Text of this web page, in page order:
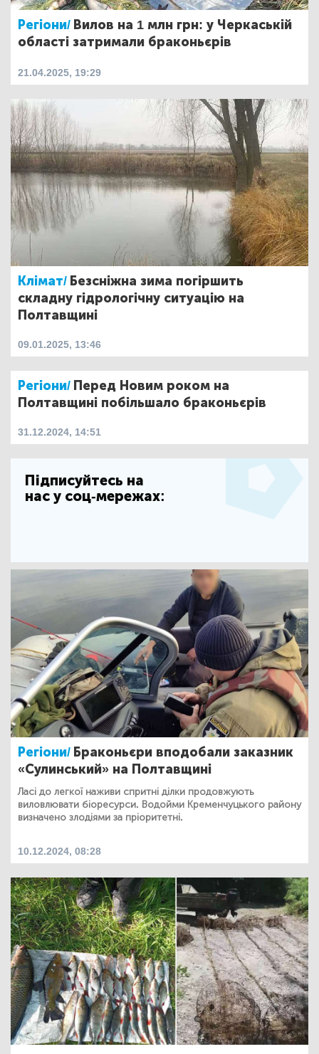
Регіони/ Вилов на 1 млн грн: у Черкаській
області затримали браконьєрів
21.04.2025, 19:29
Клімат/ Безсніжна зима погіршить
складну гідрологічну ситуацію на
Полтавщині
09.01.2025, 13:46
Регіони/ Перед Новим роком на
Полтавщині побільшало браконьєрів
31.12.2024, 14:51
Підписуйтесь на
нас у соц-мережах:
Регіони/ Браконьєри вподобали заказник
«Сулинський» на Полтавщині
Ласі до легкої наживи спритні ділки продовжують
виловлювати біоресурси. Водойми Кременчуцького району
визначено злодіями за пріоритетні.
10.12.2024, 08:28